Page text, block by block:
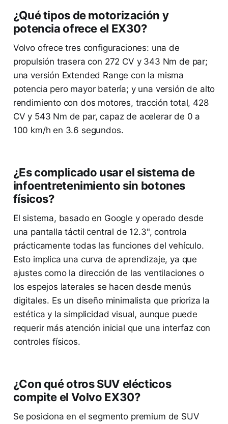
¿Qué tipos de motorización y
potencia ofrece el EX30?
Volvo ofrece tres configuraciones: una de
propulsión trasera con 272 CV y 343 Nm de par;
una versión Extended Range con la misma
potencia pero mayor batería; y una versión de alto
rendimiento con dos motores, tracción total, 428
CV y 543 Nm de par, capaz de acelerar de 0 a
100 km/h en 3.6 segundos.
¿Es complicado usar el sistema de
infoentretenimiento sin botones
físicos?
El sistema, basado en Google y operado desde
una pantalla táctil central de 12.3", controla
prácticamente todas las funciones del vehículo.
Esto implica una curva de aprendizaje, ya que
ajustes como la dirección de las ventilaciones o
los espejos laterales se hacen desde menús
digitales. Es un diseño minimalista que prioriza la
estética y la simplicidad visual, aunque puede
requerir más atención inicial que una interfaz con
controles físicos.
¿Con qué otros SUV elécticos
compite el Volvo EX30?
Se posiciona en el segmento premium de SUV